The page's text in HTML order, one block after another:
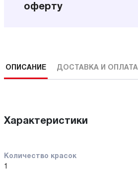
оферту
ОПИСАНИЕ ДОСТАВКА И ОПЛАТА
Характеристики
Количество красок
1